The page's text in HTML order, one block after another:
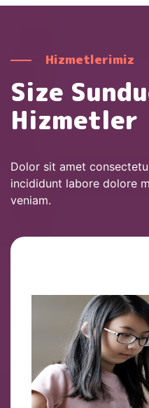
Hizmetlerimiz
Size
Hizmetler
Dolor sit amet
incididunt labore dolore
veniam.